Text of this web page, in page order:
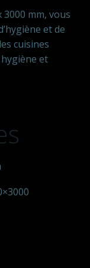
mm, vous
et de
cuisines
et